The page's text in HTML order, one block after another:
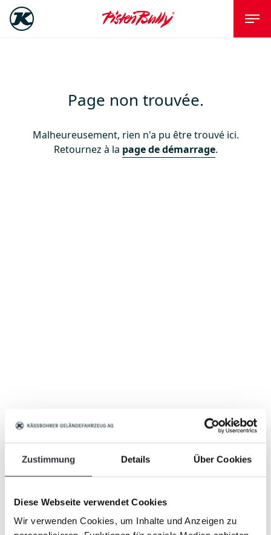
Zustimmung Details Über Cookies
Diese Webseite verwendet Cookies
Wir verwenden Cookies, um Inhalte und Anzeigen zu
Page non trouvée.
Malheureusement, rien n'a pu être trouvé ici.
Retournez à la page de démarrage.